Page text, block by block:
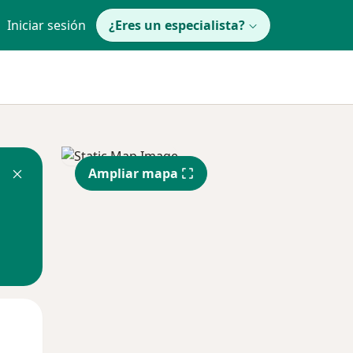
Iniciar sesión ¿Eres un especialista?
Ampliar mapa